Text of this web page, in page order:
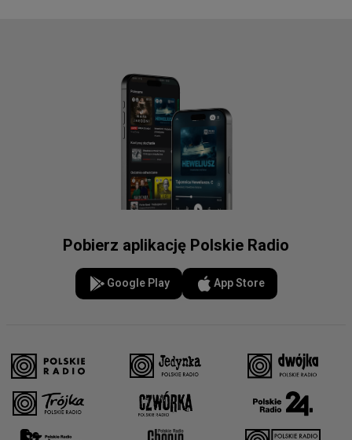
Pobierz aplikację Polskie Radio
Google Play App Store